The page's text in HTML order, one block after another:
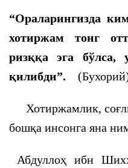
“Ораларингизда
хотиржам тонг
ризққа эга бўлса,
қилибди”.
Хотиржамлик,
бошқа инсонга яна
Абдуллоҳ ибн